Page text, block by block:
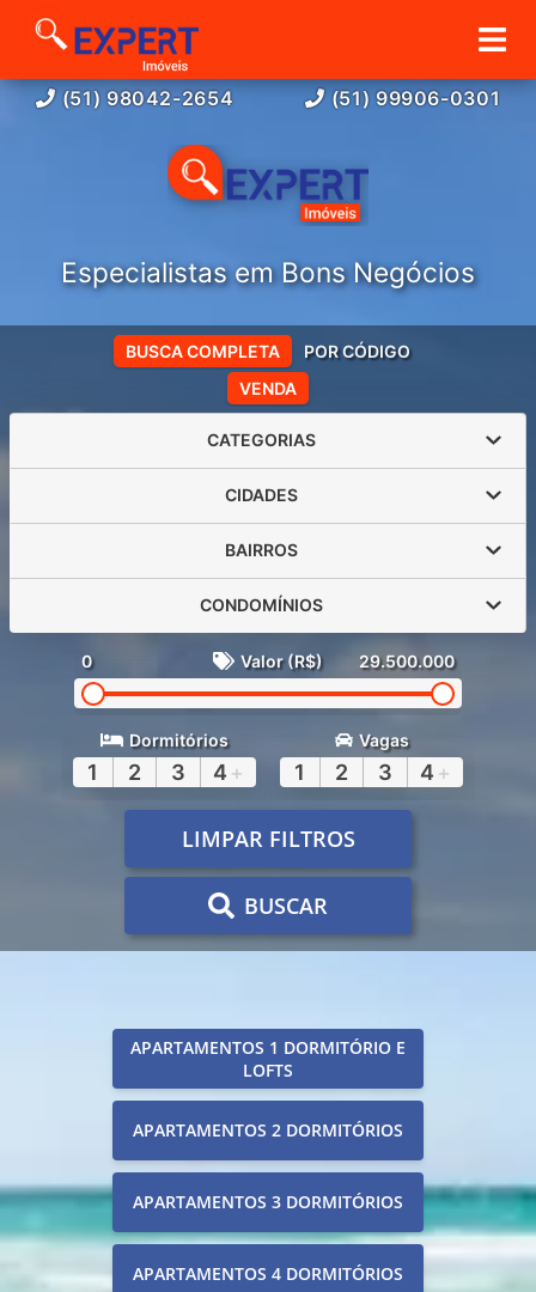
(51) 98042-2654 (51) 99906-0301
Especialistas em Bons Negócios
VENDA
BUSCA COMPLETA POR CÓDIGO
CATEGORIAS
CIDADES
BAIRROS
CONDOMÍNIOS
0 Valor (R$) 29.500.000
Dormitórios
1 2 3 4 +
Vagas
1 2 3 4 +
LIMPAR FILTROS
BUSCAR
APARTAMENTOS 1 DORMITÓRIO E
LOFTS
APARTAMENTOS 2 DORMITÓRIOS
APARTAMENTOS 3 DORMITÓRIOS
APARTAMENTOS 4 DORMITÓRIOS